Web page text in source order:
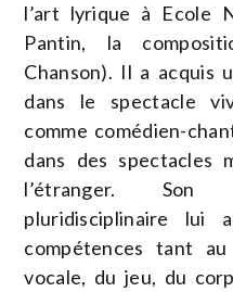
l’art lyrique à Ecole
Pantin, la
Chanson). Il a acquis
dans le spectacle
comme comédien-
dans des spectacles
l’étranger. Son
pluridisciplinaire lui
compétences tant
vocale, du jeu, du